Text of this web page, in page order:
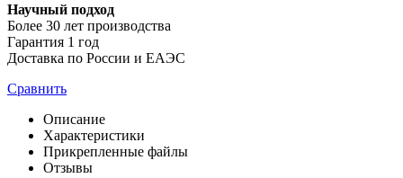
Научный подход
Более 30 лет производства
Гарантия 1 год
Доставка по России и ЕАЭС
Сравнить
Описание
Характеристики
Прикрепленные файлы
Отзывы